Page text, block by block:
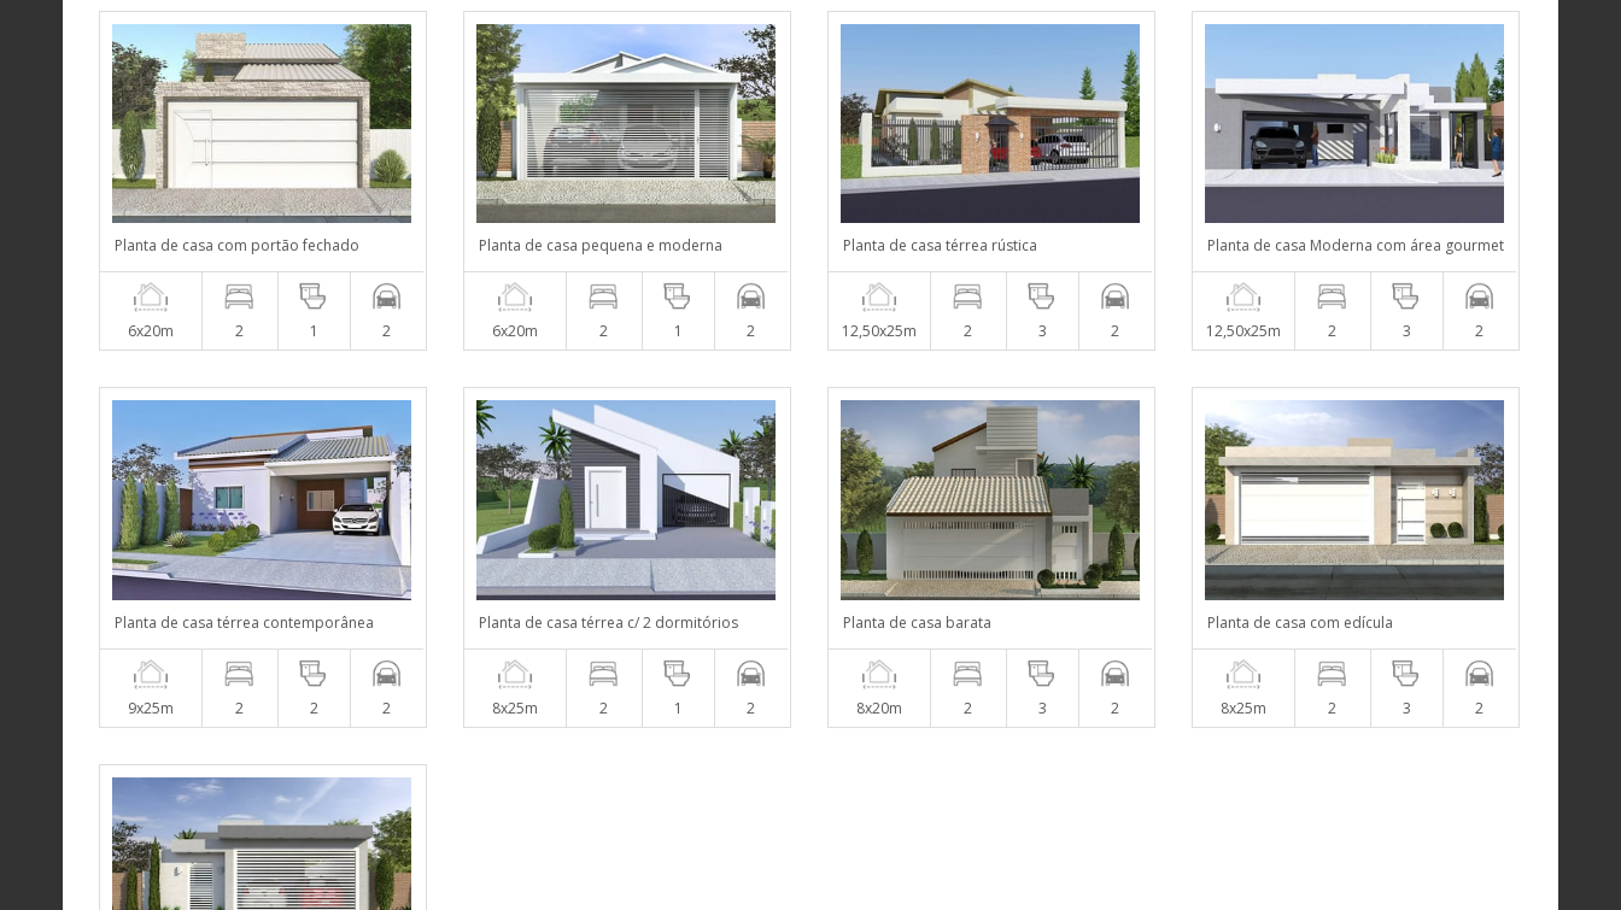
Planta de casa com portão fechado
6x20m 2 1 2
Planta de casa pequena e moderna
6x20m 2 1 2
Planta de casa térrea rústica
12,50x25m 2 3 2
Planta de casa Moderna com área gourmet
12,50x25m 2 3 2
Planta de casa térrea contemporânea
9x25m 2 2 2
Planta de casa térrea c/ 2 dormitórios
8x25m 2 1 2
Planta de casa barata
8x20m 2 3 2
Planta de casa com edícula
8x25m 2 3 2